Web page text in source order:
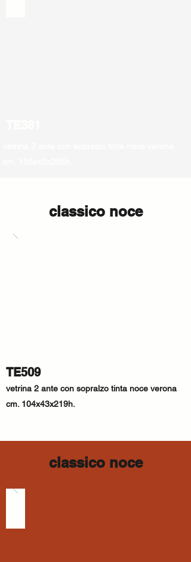
classico noce
TE509
vetrina 2 ante con sopralzo tinta noce verona
cm. 104x43x219h.
classico noce